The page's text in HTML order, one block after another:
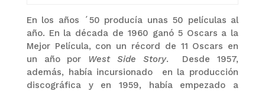
En los años ´50 producía unas 50 películas al
año. En la década de 1960 ganó 5 Oscars a la
Mejor Película, con un récord de 11 Oscars en
un año por West Side Story. Desde 1957,
además, había incursionado en la producción
discográfica y en 1959, había empezado a